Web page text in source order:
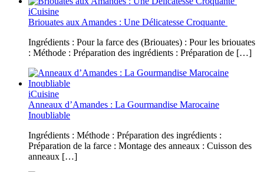
iCuisine
Briouates aux Amandes : Une Délicatesse Croquante
Ingrédients : Pour la farce des (Briouates) : Pour les briouates
: Méthode : Préparation des ingrédients : Préparation de […]
iCuisine
Anneaux d’Amandes : La Gourmandise Marocaine
Inoubliable
Ingrédients : Méthode : Préparation des ingrédients :
Préparation de la farce : Montage des anneaux : Cuisson des
anneaux […]